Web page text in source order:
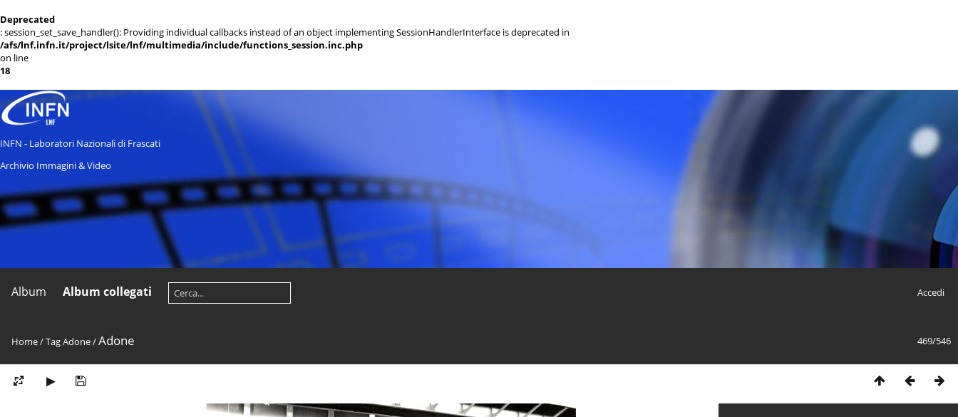
Deprecated
: session_set_save_handler(): Providing individual callbacks instead of an object implementing SessionHandlerInterface is deprecated in
/afs/lnf.infn.it/project/lsite/lnf/multimedia/include/functions_session.inc.php
on line
18
INFN - Laboratori Nazionali di Frascati
Archivio Immagini & Video
Album Album collegati Accedi
469/546
Home/TagAdone/Adone